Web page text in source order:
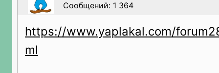
Сообщений: 1 364
https://www.yaplakal.com/
ml